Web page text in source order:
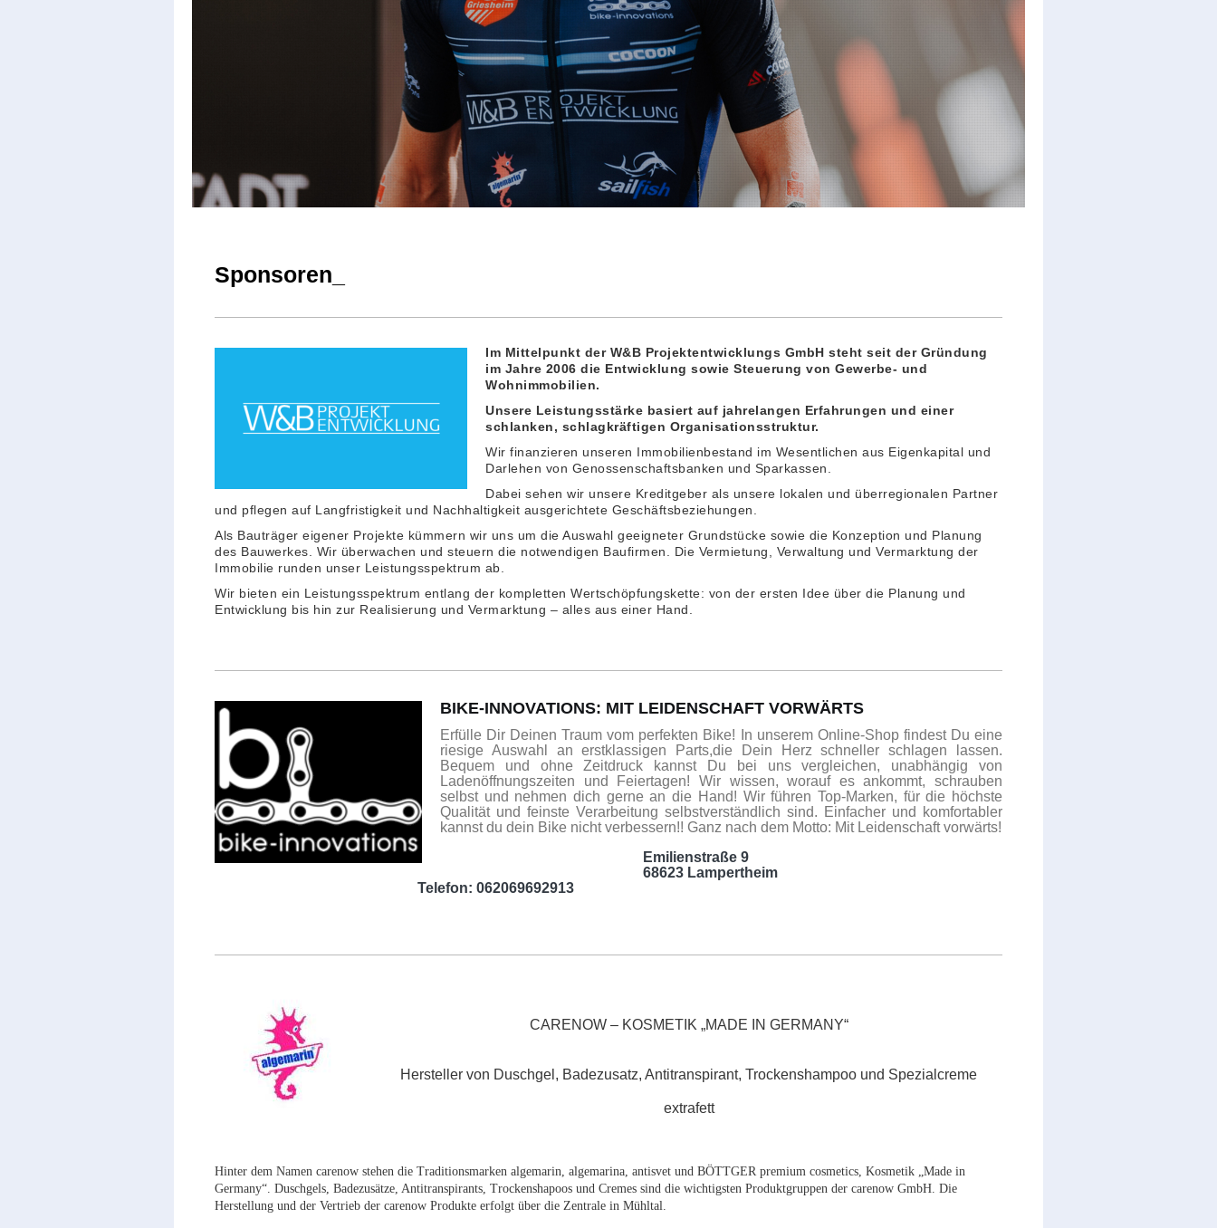
Sponsoren_
Im Mittelpunkt der W&B Projektentwicklungs GmbH steht seit der Gründung
im Jahre 2006 die Entwicklung sowie Steuerung von Gewerbe- und
Wohnimmobilien.
Unsere Leistungsstärke basiert auf jahrelangen Erfahrungen und einer
schlanken, schlagkräftigen Organisationsstruktur.
Wir finanzieren unseren Immobilienbestand im Wesentlichen aus Eigenkapital und
Darlehen von Genossenschaftsbanken und Sparkassen.
Dabei sehen wir unsere Kreditgeber als unsere lokalen und überregionalen Partner
und pflegen auf Langfristigkeit und Nachhaltigkeit ausgerichtete Geschäftsbeziehungen.
Als Bauträger eigener Projekte kümmern wir uns um die Auswahl geeigneter Grundstücke sowie die Konzeption und Planung
des Bauwerkes. Wir überwachen und steuern die notwendigen Baufirmen. Die Vermietung, Verwaltung und Vermarktung der
Immobilie runden unser Leistungsspektrum ab.
Wir bieten ein Leistungsspektrum entlang der kompletten Wertschöpfungskette: von der ersten Idee über die Planung und
Entwicklung bis hin zur Realisierung und Vermarktung – alles aus einer Hand.
BIKE-INNOVATIONS: MIT LEIDENSCHAFT VORWÄRTS
Erfülle Dir Deinen Traum vom perfekten Bike! In unserem Online-Shop findest Du eine
riesige Auswahl an erstklassigen Parts,die Dein Herz schneller schlagen lassen.
Bequem und ohne Zeitdruck kannst Du bei uns vergleichen, unabhängig von
Ladenöffnungszeiten und Feiertagen! Wir wissen, worauf es ankommt, schrauben
selbst und nehmen dich gerne an die Hand! Wir führen Top-Marken, für die höchste
Qualität und feinste Verarbeitung selbstverständlich sind. Einfacher und komfortabler
kannst du dein Bike nicht verbessern!! Ganz nach dem Motto: Mit Leidenschaft vorwärts!
Emilienstraße 9
68623 Lampertheim
Telefon: 062069692913
CARENOW – KOSMETIK „MADE IN GERMANY“
Hersteller von Duschgel, Badezusatz, Antitranspirant, Trockenshampoo und Spezialcreme
extrafett
Hinter dem Namen carenow stehen die Traditionsmarken algemarin, algemarina, antisvet und BÖTTGER premium cosmetics, Kosmetik „Made in
Germany“. Duschgels, Badezusätze, Antitranspirants, Trockenshapoos und Cremes sind die wichtigsten Produktgruppen der carenow GmbH. Die
Herstellung und der Vertrieb der carenow Produkte erfolgt über die Zentrale in Mühltal.